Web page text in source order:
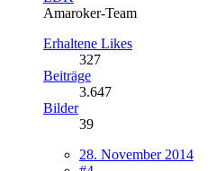
Amaroker-Team
Erhaltene Likes
327
Beiträge
3.647
Bilder
39
28. November 2014